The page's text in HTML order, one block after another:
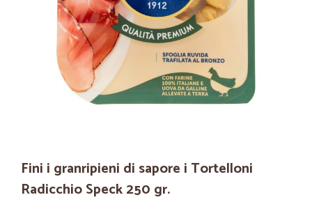
Fini i granripieni di sapore i Tortelloni
Radicchio Speck 250 gr.